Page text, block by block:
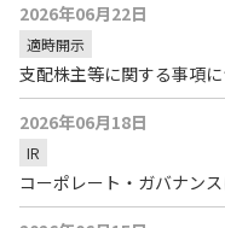
2026年06月22日
適時開示
支配株主等に関する事項
2026年06月18日
IR
コーポレート・ガバナン